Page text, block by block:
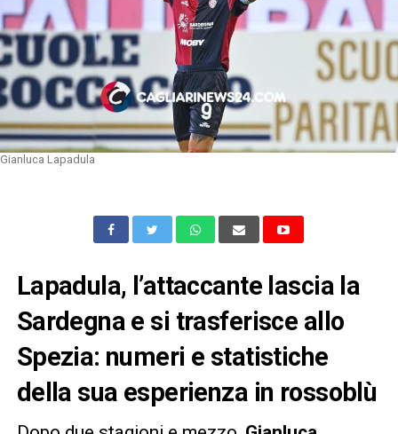
Gianluca Lapadula
Lapadula, l’attaccante lascia la
Sardegna e si trasferisce allo
Spezia: numeri e statistiche
della sua esperienza in rossoblù